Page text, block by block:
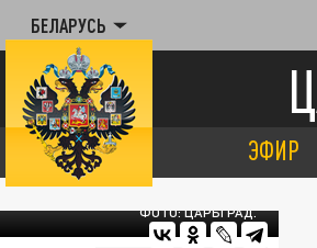
БЕЛАРУСЬ
ЭФИР
ФОТО: ЦАРЬГРАД.